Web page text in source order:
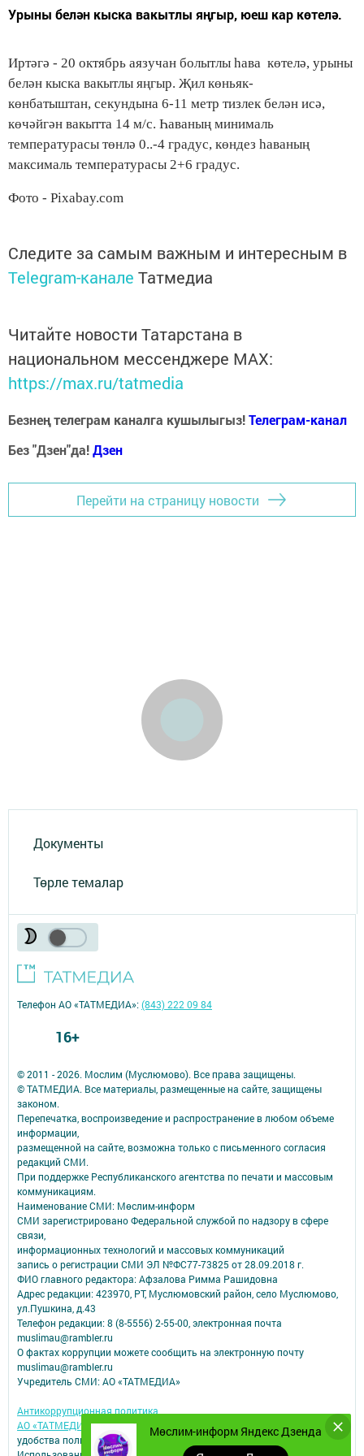
Урыны белән кыска вакытлы яңгыр, юеш кар көтелә.
Иртәгә - 20 октябрь аязучан болытлы һава көтелә, урыны
белән кыска вакытлы яңгыр. Җил көньяк-
көнбатыштан, секундына 6-11 метр тизлек белән исә,
көчәйгән вакытта 14 м/с. Һаваның минималь
температурасы төнлә 0..-4 градус, көндез һаваның
максималь температурасы 2+6 градус.
Фото - Pixabay.com
Следите за самым важным и интересным в
Telegram-канале Татмедиа
Читайте новости Татарстана в
национальном мессенджере MАХ:
https://max.ru/tatmedia
Безнең телеграм каналга кушылыгыз!Телеграм-канал
Без "Дзен"да!Дзен
Перейти на страницу новости
Документы
Төрле темалар
Мөслим-информ Яндекс Дзенда
© 2011 - 2026. Мослим (Муслюмово). Все права защищены.
© ТАТМЕДИА. Все материалы, размещенные на сайте, защищены
законом.
Перепечатка, воспроизведение и распространение в любом объеме
информации,
размещенной на сайте, возможна только с письменного согласия
редакций СМИ.
При поддержке Республиканского агентства по печати и массовым
коммуникациям.
Наименование СМИ: Мөслим-информ
СМИ зарегистрировано Федеральной службой по надзору в сфере
связи,
информационных технологий и массовых коммуникаций
запись о регистрации СМИ ЭЛ №ФС77-73825 от 28.09.2018 г.
ФИО главного редактора: Афзалова Римма Рашидовна
Адрес редакции: 423970, РТ, Муслюмовский район, село Муслюмово,
ул.Пушкина, д.43
Телефон редакции: 8 (8-5556) 2-55-00, электронная почта
muslimau@rambler.ru
О фактах коррупции можете сообщить на электронную почту
muslimau@rambler.ru
Учредитель СМИ: АО «ТАТМЕДИА»
Антикоррупционная политика
АО «ТАТМЕДИА» использует «cookie»
для персонализации сервисов и
удобства пользователей сайтом.
Телефон АО «ТАТМЕДИА»:(843) 222 09 84
16+